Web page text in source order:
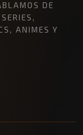
DE
ANIMES Y